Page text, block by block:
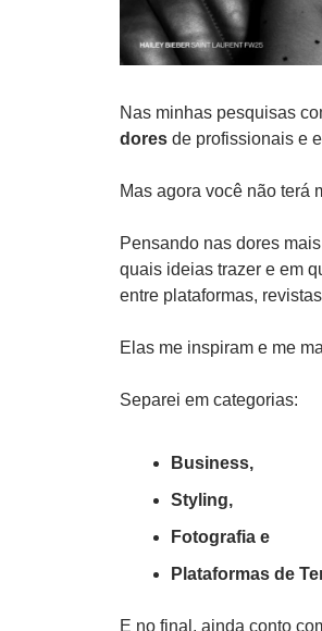
Nas minhas pesquisas
dores de profissionais e
Mas agora você não terá
Pensando nas dores
quais ideias trazer e em
entre plataformas,
Elas me inspiram e me
Separei em categorias:
Business,
Styling,
Fotografia e
Plataformas de
E no final, ainda conto